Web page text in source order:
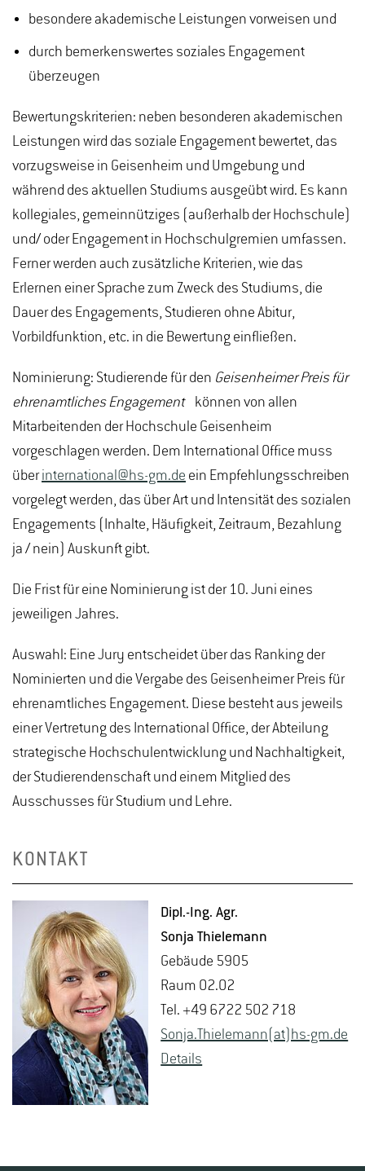
besondere akademische Leistungen vorweisen und
durch bemerkenswertes soziales Engagement
überzeugen
Bewertungskriterien: neben besonderen akademischen
Leistungen wird das soziale Engagement bewertet, das
vorzugsweise in Geisenheim und Umgebung und
während des aktuellen Studiums ausgeübt wird. Es kann
kollegiales, gemeinnütziges (außerhalb der Hochschule)
und/ oder Engagement in Hochschulgremien umfassen.
Ferner werden auch zusätzliche Kriterien, wie das
Erlernen einer Sprache zum Zweck des Studiums, die
Dauer des Engagements, Studieren ohne Abitur,
Vorbildfunktion, etc. in die Bewertung einfließen.
Nominierung: Studierende für den Geisenheimer Preis für
ehrenamtliches Engagement können von allen
Mitarbeitenden der Hochschule Geisenheim
vorgeschlagen werden. Dem International Office muss
überinternational@hs-gm.de ein Empfehlungsschreiben
vorgelegt werden, das über Art und Intensität des sozialen
Engagements (Inhalte, Häufigkeit, Zeitraum, Bezahlung
ja / nein) Auskunft gibt.
Die Frist für eine Nominierung ist der 10. Juni eines
jeweiligen Jahres.
Auswahl: Eine Jury entscheidet über das Ranking der
Nominierten und die Vergabe des Geisenheimer Preis für
ehrenamtliches Engagement. Diese besteht aus jeweils
einer Vertretung des International Office, der Abteilung
strategische Hochschulentwicklung und Nachhaltigkeit,
der Studierendenschaft und einem Mitglied des
Ausschusses für Studium und Lehre.
KONTAKT
Dipl.-Ing. Agr.
Sonja Thiele­mann
Ge­bäu­de 5905
Raum 02.02
Tel. +49 6722 502 718
Sonja.​Thiele­mann(at)hs-​gm.​de
De­tails